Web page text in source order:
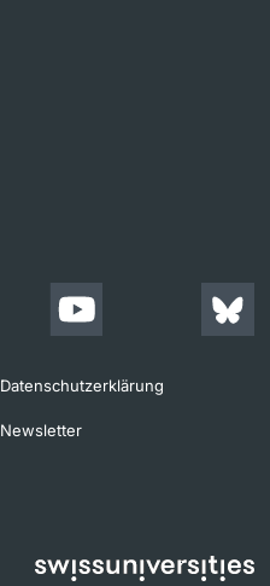
Datenschutzerklärung
Newsletter